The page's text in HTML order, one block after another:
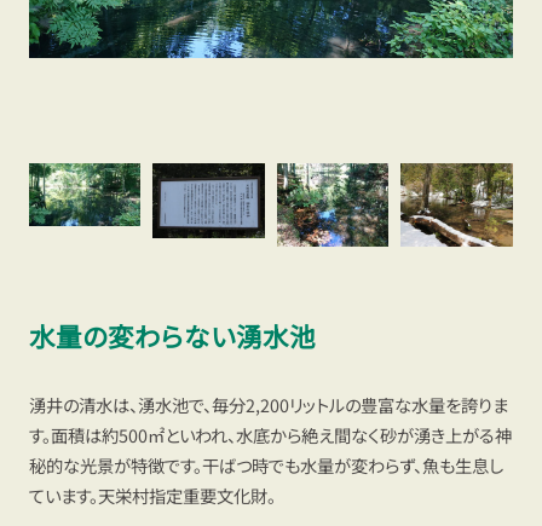
水量の変わらない湧水池
湧井の清水は、湧水池で、毎分2,200リットルの豊富な水量を誇りま
す。面積は約500㎡といわれ、水底から絶え間なく砂が湧き上がる神
秘的な光景が特徴です。干ばつ時でも水量が変わらず、魚も生息し
ています。天栄村指定重要文化財。